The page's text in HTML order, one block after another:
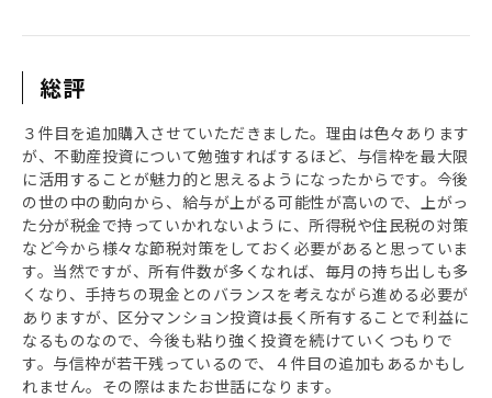
総評
３件目を追加購入させていただきました。理由は色々あります
が、不動産投資について勉強すればするほど、与信枠を最大限
に活用することが魅力的と思えるようになったからです。今後
の世の中の動向から、給与が上がる可能性が高いので、上がっ
た分が税金で持っていかれないように、所得税や住民税の対策
など今から様々な節税対策をしておく必要があると思っていま
す。当然ですが、所有件数が多くなれば、毎月の持ち出しも多
くなり、手持ちの現金とのバランスを考えながら進める必要が
ありますが、区分マンション投資は長く所有することで利益に
なるものなので、今後も粘り強く投資を続けていくつもりで
す。与信枠が若干残っているので、４件目の追加もあるかもし
れません。その際はまたお世話になります。